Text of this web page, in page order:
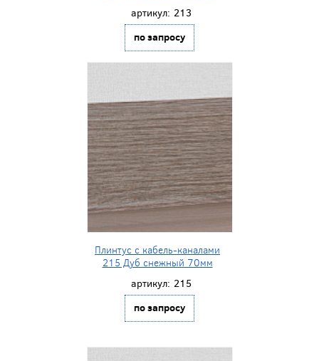
артикул: 213
по запросу
Плинтус с кабель-каналами
215 Дуб снежный 70мм
артикул: 215
по запросу